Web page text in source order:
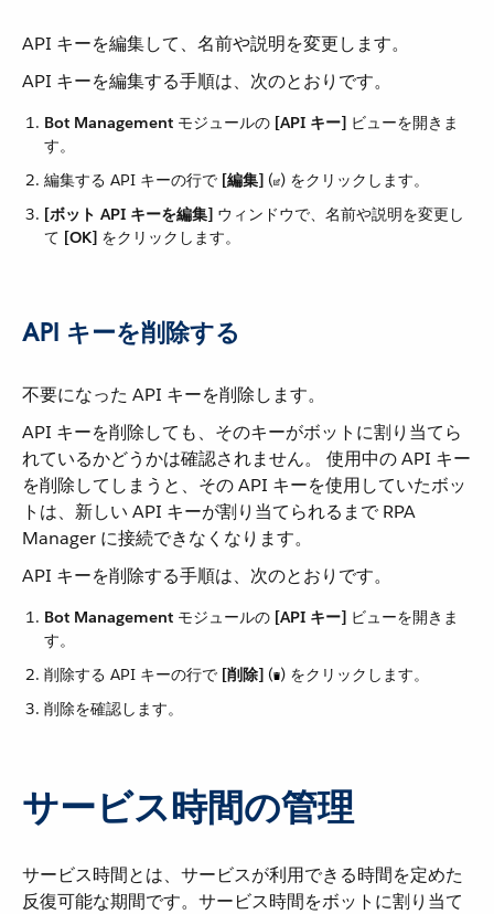
API キーを編集して、名前や説明を変更します。
API キーを編集する手順は、次のとおりです。
Bot Management ​ モジュールの ​ [API キー] ​ ビューを開きま
す。
編集する API キーの行で ​ [編集] ​ (​ ​) をクリックします。
[ボット API キーを編集] ​ ウィンドウで、名前や説明を変更し
て ​ [OK] ​ をクリックします。
API キーを削除する
不要になった API キーを削除します。
API キーを削除しても、そのキーがボットに割り当てら
れているかどうかは確認されません。 使用中の API キー
を削除してしまうと、その API キーを使用していたボッ
トは、新しい API キーが割り当てられるまで RPA
Manager に接続できなくなります。
API キーを削除する手順は、次のとおりです。
Bot Management ​ モジュールの ​ [API キー] ​ ビューを開きま
す。
削除する API キーの行で ​ [削除] ​ (​ ​) をクリックします。
削除を確認します。
サービス時間の管理
サービス時間とは、サービスが利用できる時間を定めた
反復可能な期間です。サービス時間をボットに割り当て